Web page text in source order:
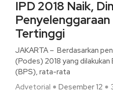
IPD 2018 Naik,
Tertinggi
JAKARTA – Berdasarkan
(Podes) 2018 yang
(BPS), rata-rata
Advetorial
Desember 12